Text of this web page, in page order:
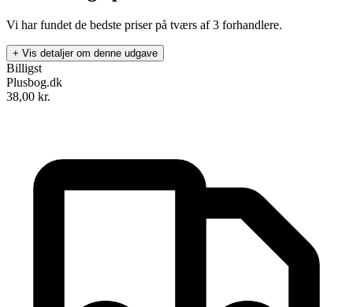
Vi har fundet de bedste priser på tværs af 3 forhandlere.
+ Vis detaljer om denne udgave
Forfatter
Billigst
Plusbog.dk
38,00 kr.